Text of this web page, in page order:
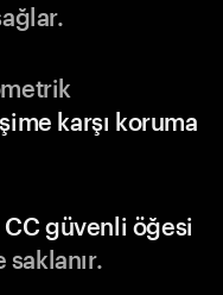
karşı koruma
CC güvenli öğesi